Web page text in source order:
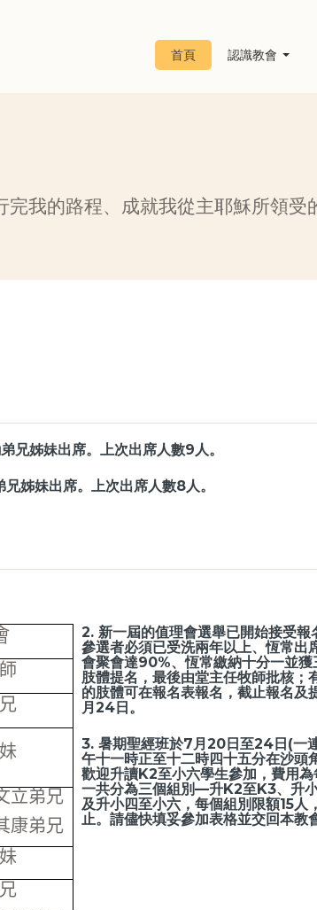
首頁 認識教會
我的路程、成就我從主耶穌所領受
兄姊妹出席。上次出席人數9人。
姊妹出席。上次出席人數8人。
立弟兄
康弟兄
2. 新一屆的值理會選舉已開始接受報
參選者必須已受洗兩年以上、恆常出
會聚會達90%、恆常繳納十分一並獲
肢體提名，最後由堂主任牧師批核；
的肢體可在報名表報名，截止報名及
月24日。
3. 暑期聖經班於7月20日至24日(一
午十一時正至十二時四十五分在沙頭
歡迎升讀K2至小六學生參加，費用為
一共分為三個組別—升K2至K3、升
及升小四至小六，每個組別限額15人
止。請儘快填妥參加表格並交回本教